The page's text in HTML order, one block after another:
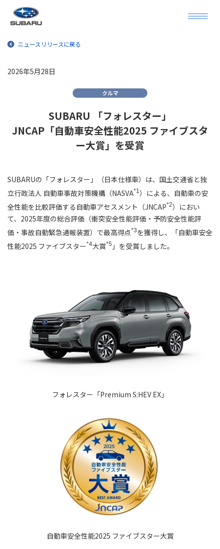
ニュースリリースに戻る
2026年5月28日
クルマ
SUBARU 「フォレスター」
JNCAP「自動車安全性能2025 ファイブスタ
ー大賞」を受賞
SUBARUの「フォレスター」（日本仕様車）は、国土交通省と独
立行政法人 自動車事故対策機構（NASVA*1 ）による、自動車の安
全性能を比較評価する自動車アセスメント（JNCAP*2）におい
て、2025年度の総合評価（衝突安全性能評価・予防安全性能評
価・事故自動緊急通報装置）で最高得点*3を獲得し、「自動車安全
性能2025 ファイブスター*4大賞*5 」を受賞しました。
フォレスター「Premium S:HEV EX」
自動車安全性能2025 ファイブスター大賞